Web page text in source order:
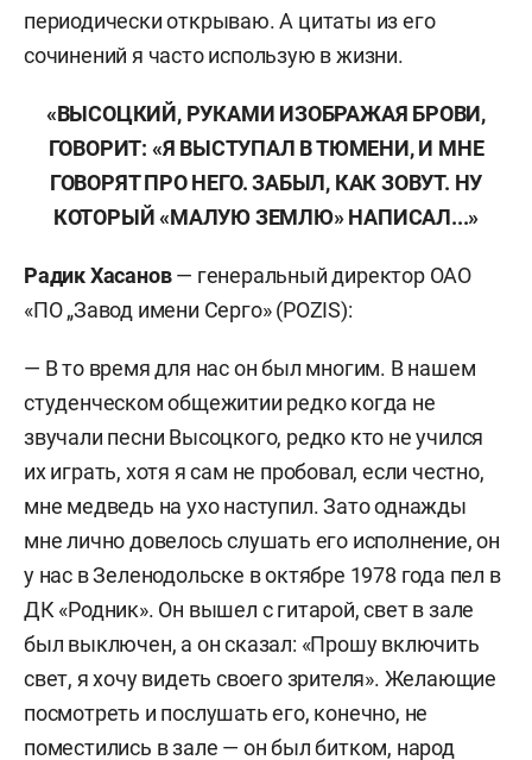
периодически открываю. А цитаты из его
сочинений я часто использую в жизни.
«ВЫСОЦКИЙ, РУКАМИ ИЗОБРАЖАЯ БРОВИ,
ГОВОРИТ: «Я ВЫСТУПАЛ В ТЮМЕНИ, И МНЕ
ГОВОРЯТ ПРО НЕГО. ЗАБЫЛ, КАК ЗОВУТ. НУ
КОТОРЫЙ «МАЛУЮ ЗЕМЛЮ» НАПИСАЛ...»
Радик Хасанов— генеральный директор ОАО
«ПО „Завод имени Серго» (POZIS):
— В то время для нас он был многим. В нашем
студенческом общежитии редко когда не
звучали песни Высоцкого, редко кто не учился
их играть, хотя я сам не пробовал, если честно,
мне медведь на ухо наступил. Зато однажды
мне лично довелось слушать его исполнение, он
у нас в Зеленодольске в октябре 1978 года пел в
ДК «Родник». Он вышел с гитарой, свет в зале
был выключен, а он сказал: «Прошу включить
свет, я хочу видеть своего зрителя». Желающие
посмотреть и послушать его, конечно, не
поместились в зале — он был битком, народ